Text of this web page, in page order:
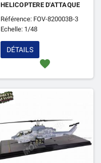
HELICOPTERE D'ATTAQUE
528 "602EME BATAILLON -
VISIBILITE LONGUE"
Référence: FOV-820003B-3
Echelle: 1/48
favorite
DÉTAILS